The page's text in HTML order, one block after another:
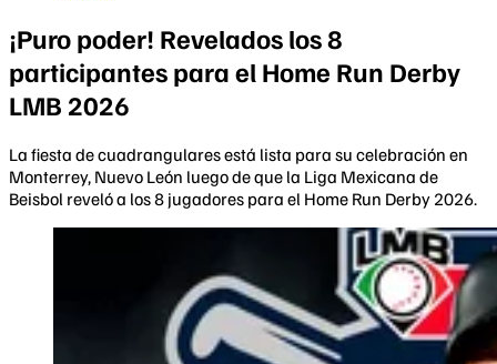
¡Puro poder! Revelados los 8
participantes para el Home Run Derby
LMB 2026
La fiesta de cuadrangulares está lista para su celebración en
Monterrey, Nuevo León luego de que la Liga Mexicana de
Beisbol reveló a los 8 jugadores para el Home Run Derby 2026.